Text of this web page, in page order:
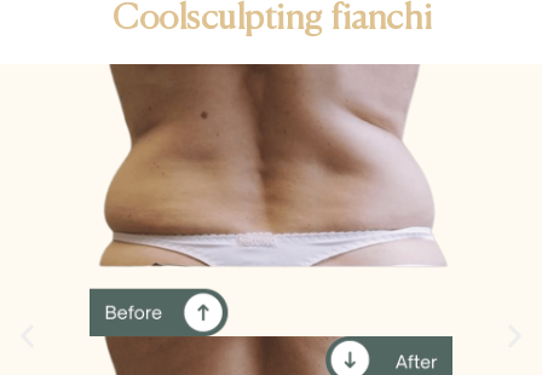
Coolsculpting fianchi